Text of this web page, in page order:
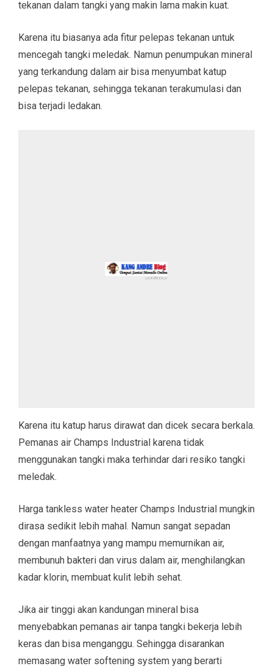
tekanan dalam tangki yang makin lama makin kuat.
Karena itu biasanya ada fitur pelepas tekanan untuk
mencegah tangki meledak. Namun penumpukan mineral
yang terkandung dalam air bisa menyumbat katup
pelepas tekanan, sehingga tekanan terakumulasi dan
bisa terjadi ledakan.
Karena itu katup harus dirawat dan dicek secara berkala.
Pemanas air Champs Industrial karena tidak
menggunakan tangki maka terhindar dari resiko tangki
meledak.
Harga tankless water heater Champs Industrial mungkin
dirasa sedikit lebih mahal. Namun sangat sepadan
dengan manfaatnya yang mampu memurnikan air,
membunuh bakteri dan virus dalam air, menghilangkan
kadar klorin, membuat kulit lebih sehat.
Jika air tinggi akan kandungan mineral bisa
menyebabkan pemanas air tanpa tangki bekerja lebih
keras dan bisa menganggu. Sehingga disarankan
memasang water softening system yang berarti